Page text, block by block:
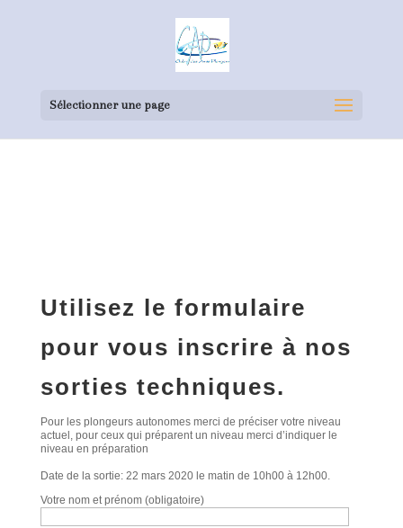
Sélectionner une page
Utilisez le formulaire
pour vous inscrire à nos
sorties techniques.
Pour les plongeurs autonomes merci de préciser votre niveau
actuel, pour ceux qui préparent un niveau merci d’indiquer le
niveau en préparation
Date de la sortie: 22 mars 2020 le matin de 10h00 à 12h00.
Votre nom et prénom (obligatoire)